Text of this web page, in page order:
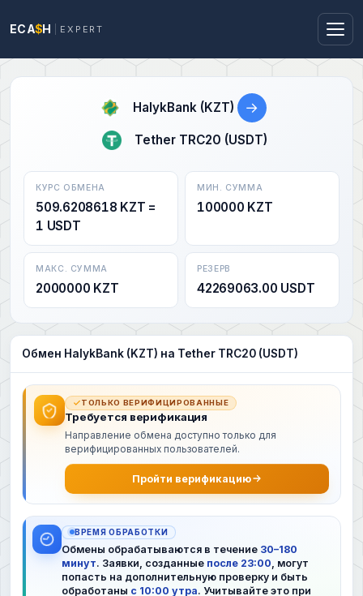
ECA$H EXPERT
HalykBank (KZT) →
Tether TRC20 (USDT)
КУРС ОБМЕНА
509.6208618 KZT =
1 USDT
МИН. СУММА
100000 KZT
МАКС. СУММА
2000000 KZT
РЕЗЕРВ
42269063.00 USDT
Обмен HalykBank (KZT) на Tether TRC20 (USDT)
ТОЛЬКО ВЕРИФИЦИРОВАННЫЕ
Требуется верификация
Направление обмена доступно только для
верифицированных пользователей.
Пройти верификацию
ВРЕМЯ ОБРАБОТКИ
Обмены обрабатываются в течение 30–180
минут. Заявки, созданные после 23:00 , могут
попасть на дополнительную проверку и быть
обработаны с 10:00 утра. Учитывайте это при